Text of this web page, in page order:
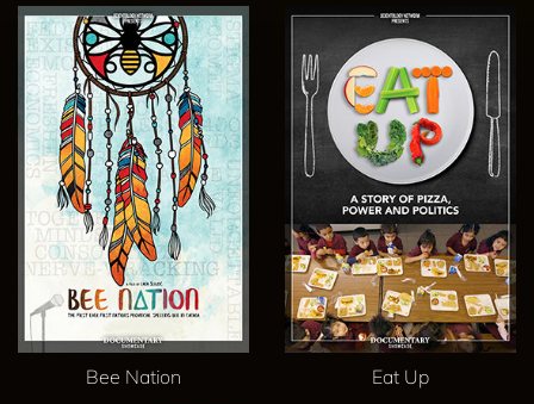
Bee Nation Eat Up